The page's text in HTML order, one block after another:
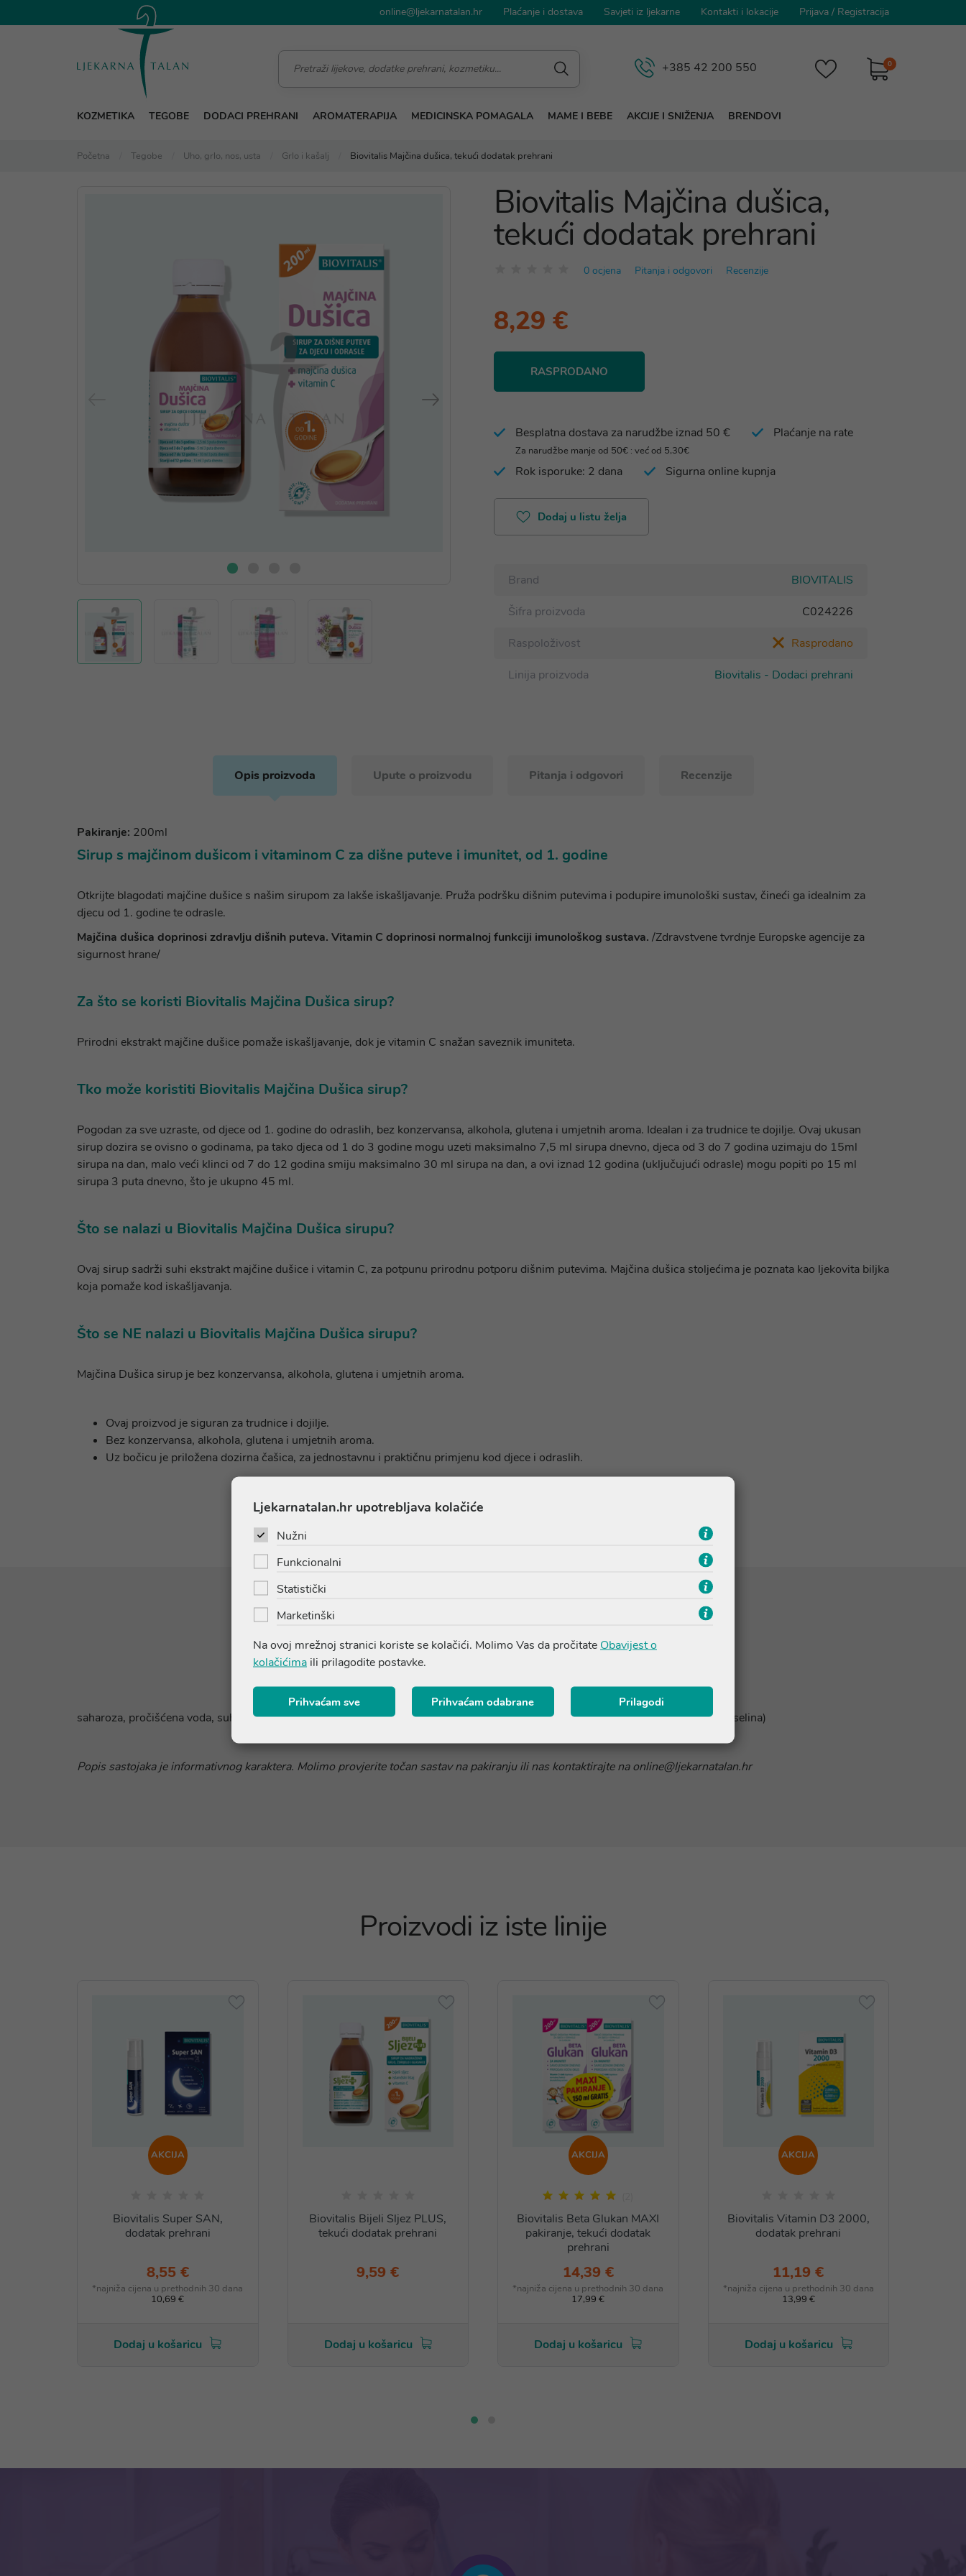
online@ljekarnatalan.hr Plaćanje i dostava Savjeti iz ljekarne Kontakti i lokacije Prijava / Registracija
0
+385 42 200 550
KOZMETIKA TEGOBE DODACI PREHRANI AROMATERAPIJA MEDICINSKA POMAGALA MAME I BEBE AKCIJE I SNIŽENJA BRENDOVI
Početna Tegobe Uho, grlo, nos, usta Grlo i kašalj Biovitalis Majčina dušica, tekući dodatak prehrani
Biovitalis Majčina dušica,
tekući dodatak prehrani
0 ocjena Pitanja i odgovori Recenzije
8,29 €
RASPRODANO
Besplatna dostava za narudžbe iznad 50 €
Za narudžbe manje od 50€ : već od 5,30€
Plaćanje na rate
Rok isporuke: 2 dana Sigurna online kupnja
Dodaj u listu želja
Brand
BIOVITALIS
Šifra proizvoda
C024226
Raspoloživost
Rasprodano
Linija proizvoda
Biovitalis - Dodaci prehrani
Opis proizvoda Upute o proizvodu Pitanja i odgovori Recenzije
Pakiranje: 200ml
Sirup s majčinom dušicom i vitaminom C za dišne puteve i imunitet, od 1. godine
Otkrijte blagodati majčine dušice s našim sirupom za lakše iskašljavanje. Pruža podršku dišnim putevima i podupire imunološki sustav, čineći ga idealnim za
djecu od 1. godine te odrasle.
Majčina dušica doprinosi zdravlju dišnih puteva. Vitamin C doprinosi normalnoj funkciji imunološkog sustava. /Zdravstvene tvrdnje Europske agencije za
sigurnost hrane/
Za što se koristi Biovitalis Majčina Dušica sirup?
Prirodni ekstrakt majčine dušice pomaže iskašljavanje, dok je vitamin C snažan saveznik imuniteta.
Tko može koristiti Biovitalis Majčina Dušica sirup?
Pogodan za sve uzraste, od djece od 1. godine do odraslih, bez konzervansa, alkohola, glutena i umjetnih aroma. Idealan i za trudnice te dojilje. Ovaj ukusan
sirup dozira se ovisno o godinama, pa tako djeca od 1 do 3 godine mogu uzeti maksimalno 7,5 ml sirupa dnevno, djeca od 3 do 7 godina uzimaju do 15ml
sirupa na dan, malo veći klinci od 7 do 12 godina smiju maksimalno 30 ml sirupa na dan, a ovi iznad 12 godina (uključujući odrasle) mogu popiti po 15 ml
sirupa 3 puta dnevno, što je ukupno 45 ml.
Što se nalazi u Biovitalis Majčina Dušica sirupu?
Ovaj sirup sadrži suhi ekstrakt majčine dušice i vitamin C, za potpunu prirodnu potporu dišnim putevima. Majčina dušica stoljećima je poznata kao ljekovita biljka
koja pomaže kod iskašljavanja.
Što se NE nalazi u Biovitalis Majčina Dušica sirupu?
Majčina Dušica sirup je bez konzervansa, alkohola, glutena i umjetnih aroma.
Ovaj proizvod je siguran za trudnice i dojilje.
Bez konzervansa, alkohola, glutena i umjetnih aroma.
Uz bočicu je priložena dozirna čašica, za jednostavnu i praktičnu primjenu kod djece i odraslih.
Sastojci
saharoza, pročišćena voda, suhi ekstrakt nadzemnog dijela majčine dušice (Thymus serpyllum) 7-8:1, vitamin C (L-askorbinska kiselina)
Popis sastojaka je informativnog karaktera. Molimo provjerite točan sastav na pakiranju ili nas kontaktirajte na online@ljekarnatalan.hr
Proizvodi iz iste linije
AKCIJA
Biovitalis Super SAN,
dodatak prehrani
8,55 €
*najniža cijena u prethodnih 30 dana
10,69 €
Dodaj u košaricu
Biovitalis Bijeli Sljez PLUS,
tekući dodatak prehrani
9,59 €
Dodaj u košaricu
AKCIJA
Biovitalis Beta Glukan MAXI
pakiranje, tekući dodatak
prehrani
14,39 €
*najniža cijena u prethodnih 30 dana
17,99 €
Dodaj u košaricu
AKCIJA
Biovitalis Vitamin D3 2000,
dodatak prehrani
11,19 €
*najniža cijena u prethodnih 30 dana
13,99 €
Dodaj u košaricu
Ljekarnatalan.hr upotrebljava kolačiće
Nužni
Funkcionalni
Statistički
Marketinški
Na ovoj mrežnoj stranici koriste se kolačići. Molimo Vas da pročitateObavijest o
kolačićima ili prilagodite postavke.
Prihvaćam sve Prihvaćam odabrane Prilagodi